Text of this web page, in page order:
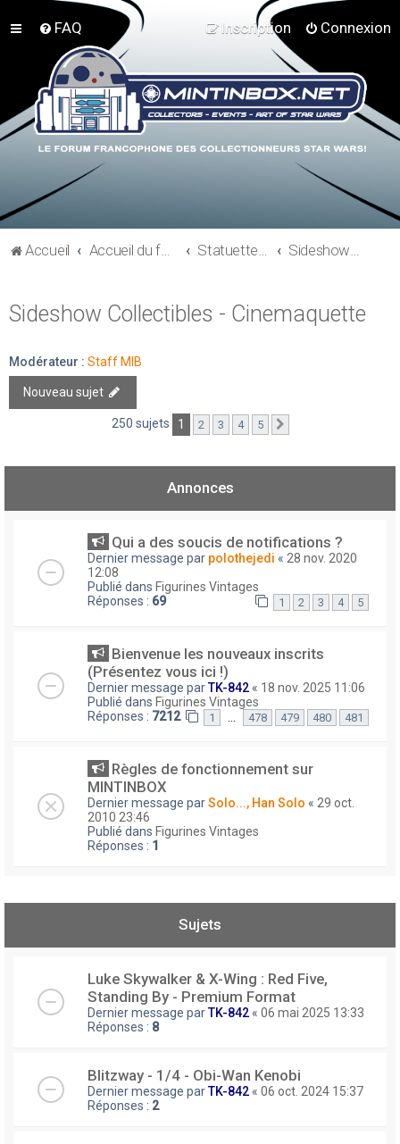
FAQ Connexion
Inscription
Accueil Accueil du forum Statuettes et résines Sideshow Collectibles - Cinemaquette
Sideshow Collectibles - Cinemaquette
Modérateur : Staff MIB
Nouveau sujet
250 sujets 1 2 3 4 5
Annonces
Qui a des soucis de notifications ?
Dernier message par polothejedi « 28 nov. 2020
12:08
Publié dans Figurines Vintages
Réponses : 69 1 2 3 4 5
Bienvenue les nouveaux inscrits
(Présentez vous ici !)
Dernier message parTK-842 « 18 nov. 2025 11:06
Publié dans Figurines Vintages
Réponses : 7212 1 … 478 479 480 481
Règles de fonctionnement sur
MINTINBOX
Dernier message parSolo..., Han Solo « 29 oct.
2010 23:46
Publié dans Figurines Vintages
Réponses : 1
Sujets
Luke Skywalker & X-Wing : Red Five,
Standing By - Premium Format
Dernier message parTK-842 « 06 mai 2025 13:33
Réponses : 8
Blitzway - 1/4 - Obi-Wan Kenobi
Dernier message parTK-842 « 06 oct. 2024 15:37
Réponses : 2